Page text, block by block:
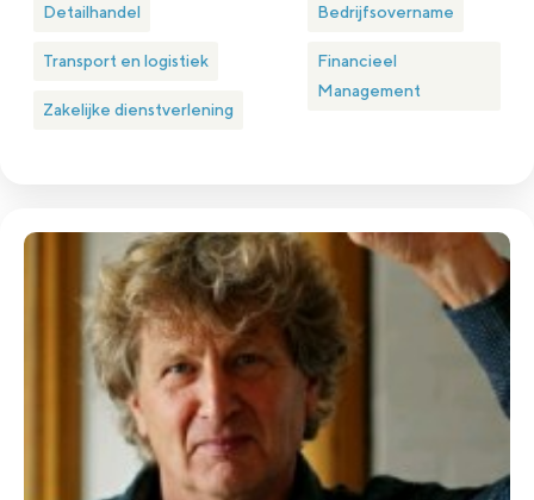
Detailhandel
Transport en logistiek
Zakelijke dienstverlening
Bedrijfsovername
Financieel
Management